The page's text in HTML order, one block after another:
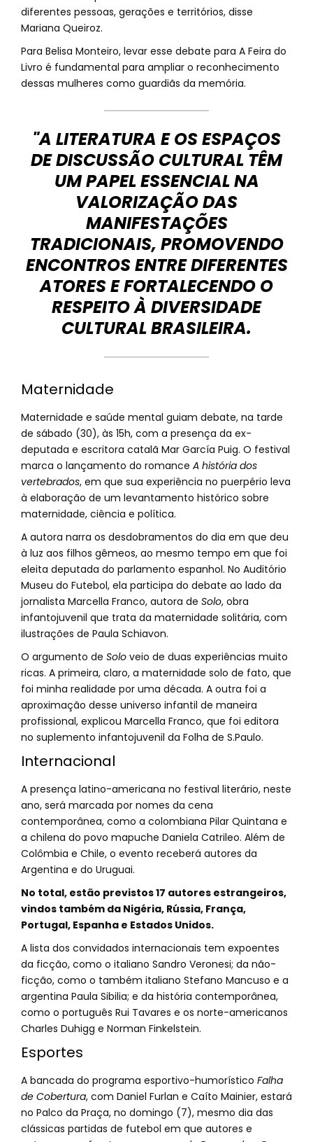
diferentes pessoas, gerações e territórios, disse
Mariana Queiroz.
Para Belisa Monteiro, levar esse debate para A Feira do
Livro é fundamental para ampliar o reconhecimento
dessas mulheres como guardiãs da memória.
"A LITERATURA E OS ESPAÇOS
DE DISCUSSÃO CULTURAL TÊM
UM PAPEL ESSENCIAL NA
VALORIZAÇÃO DAS
MANIFESTAÇÕES
TRADICIONAIS, PROMOVENDO
ENCONTROS ENTRE DIFERENTES
ATORES E FORTALECENDO O
RESPEITO À DIVERSIDADE
CULTURAL BRASILEIRA.
Maternidade
Maternidade e saúde mental guiam debate, na tarde
de sábado (30), às 15h, com a presença da ex-
deputada e escritora catalã Mar García Puig. O festival
marca o lançamento do romance A história dos
vertebrados, em que sua experiência no puerpério leva
à elaboração de um levantamento histórico sobre
maternidade, ciência e política.
A autora narra os desdobramentos do dia em que deu
à luz aos filhos gêmeos, ao mesmo tempo em que foi
eleita deputada do parlamento espanhol. No Auditório
Museu do Futebol, ela participa do debate ao lado da
jornalista Marcella Franco, autora de Solo, obra
infantojuvenil que trata da maternidade solitária, com
ilustrações de Paula Schiavon.
O argumento de Solo veio de duas experiências muito
ricas. A primeira, claro, a maternidade solo de fato, que
foi minha realidade por uma década. A outra foi a
aproximação desse universo infantil de maneira
profissional, explicou Marcella Franco, que foi editora
no suplemento infantojuvenil da Folha de S.Paulo.
Internacional
A presença latino-americana no festival literário, neste
ano, será marcada por nomes da cena
contemporânea, como a colombiana Pilar Quintana e
a chilena do povo mapuche Daniela Catrileo. Além de
Colômbia e Chile, o evento receberá autores da
Argentina e do Uruguai.
No total, estão previstos 17 autores estrangeiros,
vindos também da Nigéria, Rússia, França,
Portugal, Espanha e Estados Unidos.
A lista dos convidados internacionais tem expoentes
da ficção, como o italiano Sandro Veronesi; da não-
ficção, como o também italiano Stefano Mancuso e a
argentina Paula Sibilia; e da história contemporânea,
como o português Rui Tavares e os norte-americanos
Charles Duhigg e Norman Finkelstein.
Esportes
A bancada do programa esportivo-humorístico Falha
de Cobertura, com Daniel Furlan e Caíto Mainier, estará
no Palco da Praça, no domingo (7), mesmo dia das
clássicas partidas de futebol em que autores e